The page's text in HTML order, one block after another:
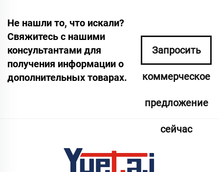
Не нашли то, что искали?
Свяжитесь с нашими
консультантами для
получения информации о
дополнительных товарах.
Запросить
коммерческое
предложение
сейчас